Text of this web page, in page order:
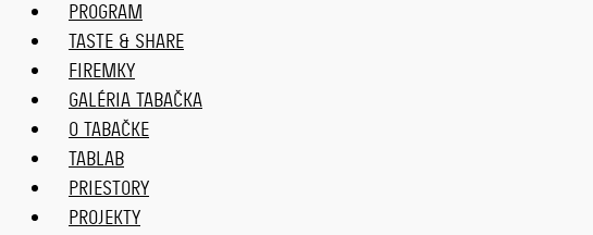
PROGRAM
TASTE & SHARE
FIREMKY
GALÉRIA TABAČKA
O TABAČKE
TABLAB
PRIESTORY
PROJEKTY